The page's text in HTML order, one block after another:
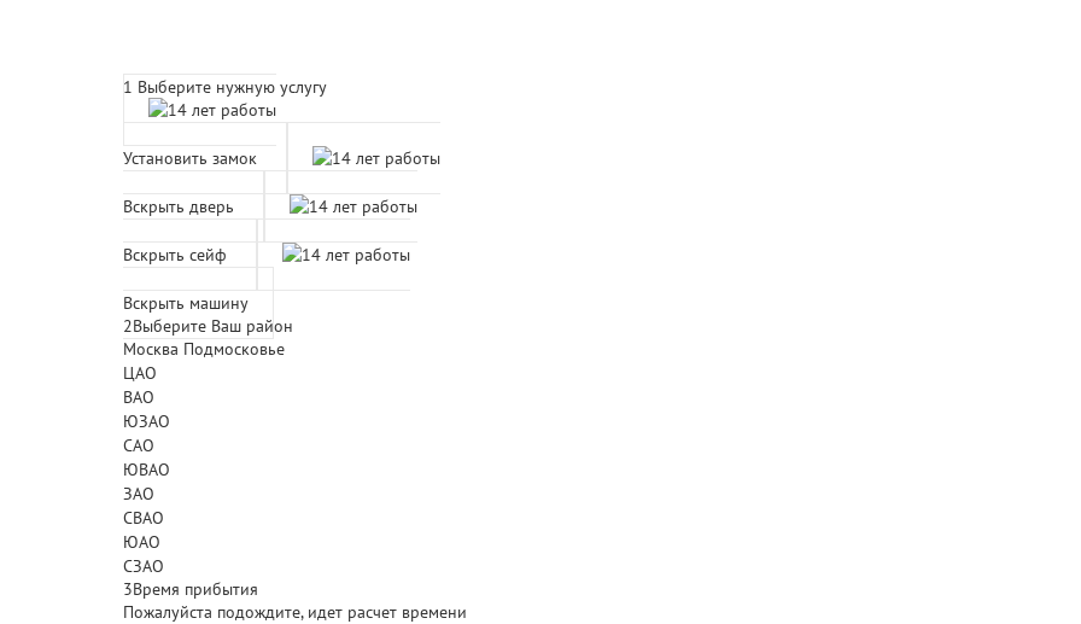
1 Выберите нужную услугу
Установить замок
Вскрыть дверь
Вскрыть сейф
Вскрыть машину
2Выберите Ваш район
Москва Подмосковье
ЦАО
ВАО
ЮЗАО
САО
ЮВАО
ЗАО
СВАО
ЮАО
СЗАО
3Время прибытия
Пожалуйста подождите, идет расчет времени